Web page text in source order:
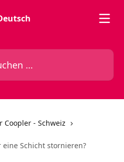
Coopler - Schweiz
eine Schicht stornieren?